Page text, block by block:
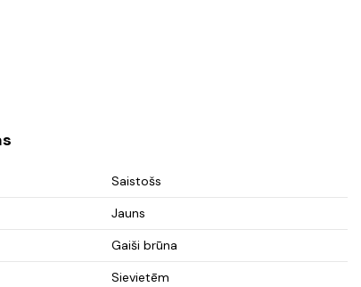
Saistošs
Jauns
Gaiši brūna
Sievietēm